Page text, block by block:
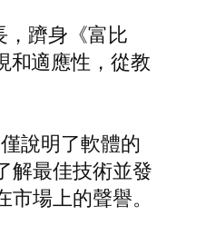
，躋身《富比
和適應性，從教
說明了軟體的
解最佳技術並發
場上的聲譽。